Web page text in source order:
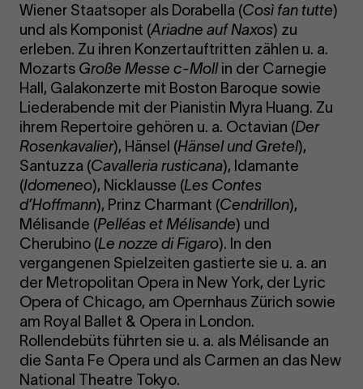
Wiener Staatsoper als Dorabella (Così fan tutte)
und als Komponist (Ariadne auf Naxos) zu
erleben. Zu ihren Konzertauftritten zählen u. a.
Mozarts Große Messe c-Mollin der Carnegie
Hall, Galakonzerte mit Boston Baroque sowie
Liederabende mit der Pianistin Myra Huang. Zu
ihrem Repertoire gehören u. a. Octavian (Der
Rosenkavalier), Hänsel (Hänsel und Gretel),
Santuzza (Cavalleria rusticana), Idamante
(Idomeneo), Nicklausse (Les Contes
d’Hoffmann), Prinz Charmant (Cendrillon),
Mélisande (Pelléas et Mélisande) und
Cherubino (Le nozze di Figaro). In den
vergangenen Spielzeiten gastierte sie u. a. an
der Metropolitan Opera in New York, der Lyric
Opera of Chicago, am Opernhaus Zürich sowie
am Royal Ballet & Opera in London.
Rollendebüts führten sie u. a. als Mélisande an
die Santa Fe Opera und als Carmen an das New
National Theatre Tokyo.